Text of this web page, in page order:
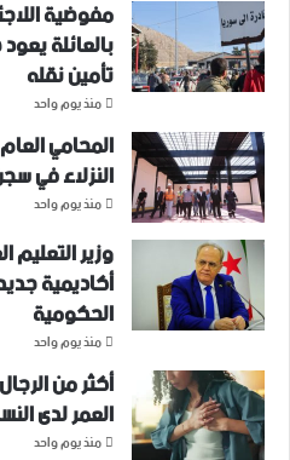
بالعائلة
تأمين نقله
منذ يوم واحد
المحامي
النزلاء في
منذ يوم واحد
وزير التعليم
أكاديمية
الحكومية
منذ يوم واحد
أكثر من
العمر لدى
منذ يوم واحد